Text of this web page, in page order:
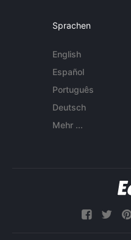
Sprachen
English
Español
Português
Deutsch
Mehr ...